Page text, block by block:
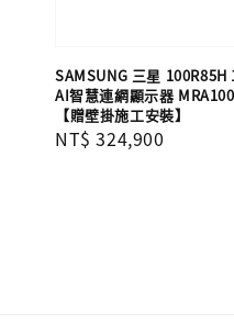
SAMSUNG 三星
AI智慧連網顯示器
【贈壁掛施工安裝】
Regular
NT$ 324,900